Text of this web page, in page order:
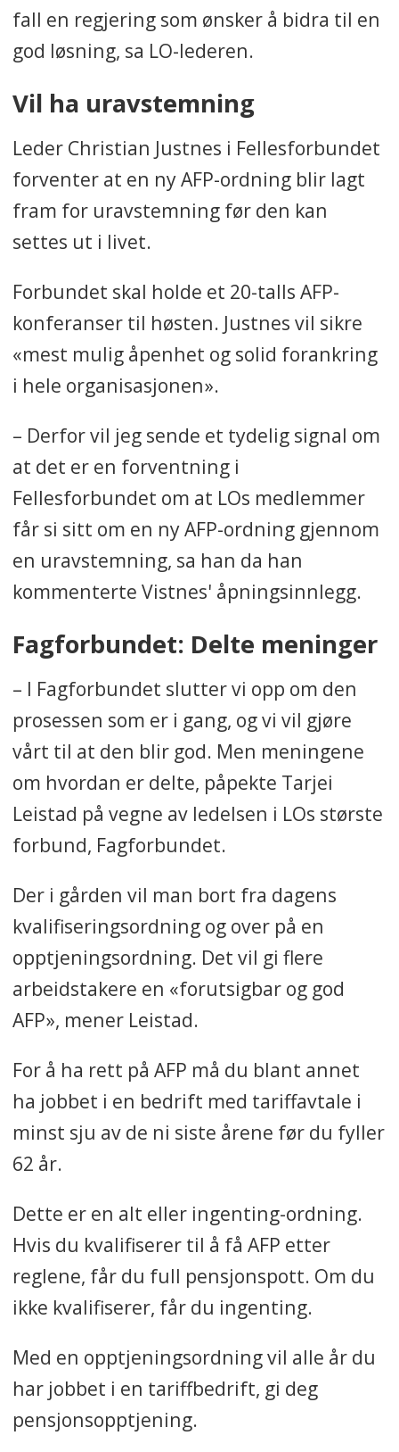
som varer livet ut.
Det var ikke lenger et krav om å
slutte å jobbe for å bli AFP-
pensjonist.
Rett før jul i 2017 kom en
evaluering av AFP-ordningen, som
viste at AFP-reglene førte til at
mange falt ut av ordningen på
tampen av arbeidslivet. De
AFP. Dette kalte man «hull».
Utsettelsene har vært mange
siden 2017, og lønnsoppgjøret i
2024 skulle være siste sjanse til å
stortingsvalget i 2025.
Nå har LO bestemt seg for at AFP
blir en kampsak i neste års
lønnsoppgjør.
fall en regjering som ønsker å bidra til en
god løsning, sa LO-lederen.
Vil ha uravstemning
Leder Christian Justnes i Fellesforbundet
forventer at en ny AFP-ordning blir lagt
fram for uravstemning før den kan
settes ut i livet.
Forbundet skal holde et 20-talls AFP-
konferanser til høsten. Justnes vil sikre
«mest mulig åpenhet og solid forankring
i hele organisasjonen».
– Derfor vil jeg sende et tydelig signal om
at det er en forventning i
Fellesforbundet om at LOs medlemmer
får si sitt om en ny AFP-ordning gjennom
en uravstemning, sa han da han
kommenterte Vistnes' åpningsinnlegg.
Fagforbundet: Delte meninger
– I Fagforbundet slutter vi opp om den
prosessen som er i gang, og vi vil gjøre
vårt til at den blir god. Men meningene
om hvordan er delte, påpekte Tarjei
Leistad på vegne av ledelsen i LOs største
forbund, Fagforbundet.
Der i gården vil man bort fra dagens
kvalifiseringsordning og over på en
opptjeningsordning. Det vil gi flere
arbeidstakere en «forutsigbar og god
AFP», mener Leistad.
For å ha rett på AFP må du blant annet
ha jobbet i en bedrift med tariffavtale i
minst sju av de ni siste årene før du fyller
62 år.
Dette er en alt eller ingenting-ordning.
Hvis du kvalifiserer til å få AFP etter
reglene, får du full pensjonspott. Om du
ikke kvalifiserer, får du ingenting.
Med en opptjeningsordning vil alle år du
har jobbet i en tariffbedrift, gi deg
pensjonsopptjening.